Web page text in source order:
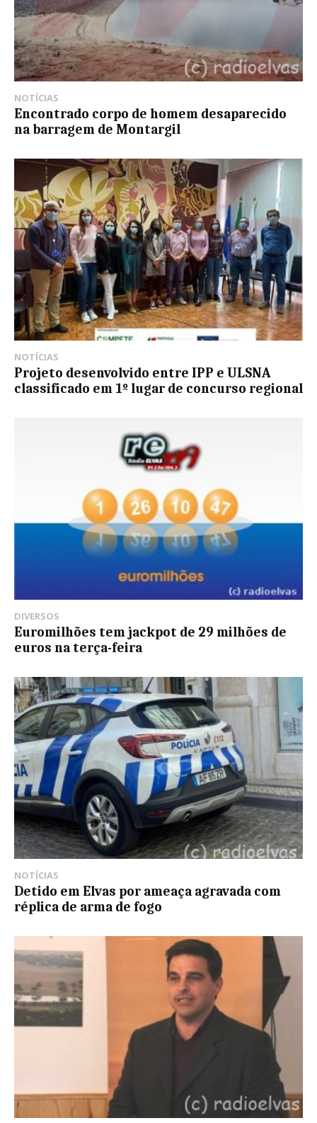
NOTÍCIAS
Encontrado corpo de homem desaparecido
na barragem de Montargil
NOTÍCIAS
Projeto desenvolvido entre IPP e ULSNA
classificado em 1º lugar de concurso regional
DIVERSOS
Euromilhões tem jackpot de 29 milhões de
euros na terça-feira
NOTÍCIAS
Detido em Elvas por ameaça agravada com
réplica de arma de fogo